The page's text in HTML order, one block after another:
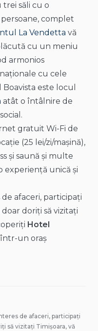
trei săli cu o
complet
La Vendetta vă
cu un meniu
armonios
cu cele
este locul
atât o întâlnire de
gratuit Wi-Fi de
(25 lei/zi/mașină),
și saună și multe
experiență unică și
afaceri, participați
doriți să vizitați
Hotel
un oraș
de afaceri, participați
să vizitați Timișoara, vă